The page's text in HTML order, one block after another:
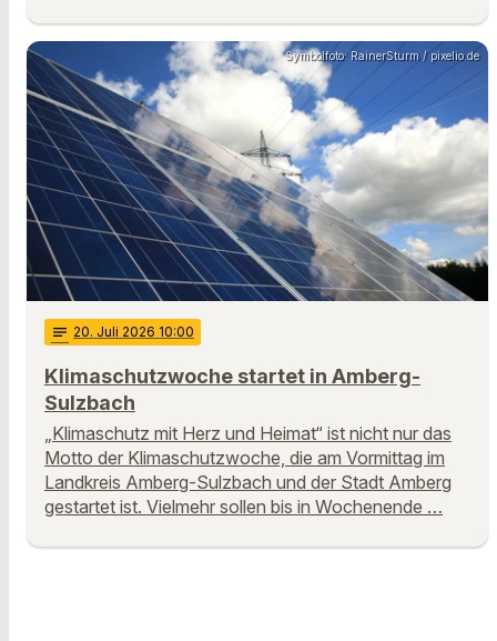
Symbolfoto: RainerSturm / pixelio.de
notes 20. Juli 2026 10:00
Klimaschutzwoche startet in Amberg-
Sulzbach
„Klimaschutz mit Herz und Heimat“ ist nicht nur das
Motto der Klimaschutzwoche, die am Vormittag im
Landkreis Amberg-Sulzbach und der Stadt Amberg
gestartet ist. Vielmehr sollen bis in Wochenende …